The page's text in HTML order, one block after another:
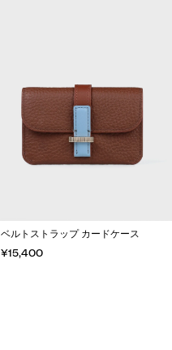
ベルトストラップ カードケース
¥15,400